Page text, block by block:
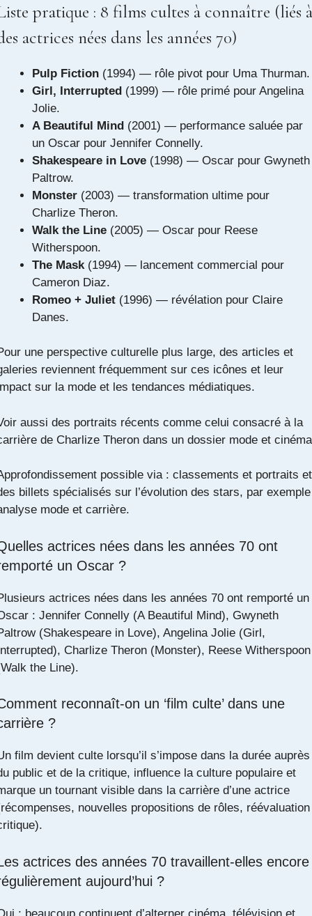
pratique : 8 films cultes à connaître (liés à
actrices nées dans les années 70)
Pulp Fiction (1994) — rôle pivot pour Uma Thurman.
Girl, Interrupted (1999) — rôle primé pour Angelina
Jolie.
A Beautiful Mind (2001) — performance saluée par
un Oscar pour Jennifer Connelly.
Shakespeare in Love (1998) — Oscar pour Gwyneth
Paltrow.
Monster (2003) — transformation ultime pour
Charlize Theron.
Walk the Line (2005) — Oscar pour Reese
Witherspoon.
The Mask (1994) — lancement commercial pour
Cameron Diaz.
Romeo + Juliet (1996) — révélation pour Claire
Danes.
une perspective culturelle plus large, des articles et
reviennent fréquemment sur ces icônes et leur
sur la mode et les tendances médiatiques.
aussi des portraits récents comme celui consacré à la
de Charlize Theron dans un dossier mode et
possible via : classements et portraits et
billets spécialisés sur l’évolution des stars, par exemple
mode et carrière.
actrices nées dans les années 70 ont
un Oscar ?
actrices nées dans les années 70 ont remporté un
: Jennifer Connelly (A Beautiful Mind), Gwyneth
(Shakespeare in Love), Angelina Jolie (Girl,
Charlize Theron (Monster), Reese Witherspoon
the Line).
reconnaît-on un ‘film culte’ dans une
?
film devient culte lorsqu’il s’impose dans la durée auprès
public et de la critique, influence la culture populaire et
un tournant visible dans la carrière d’une actrice
nouvelles propositions de rôles, réévaluation
actrices des années 70 travaillent-elles encore
aujourd’hui ?
: beaucoup continuent d’alterner cinéma, télévision et